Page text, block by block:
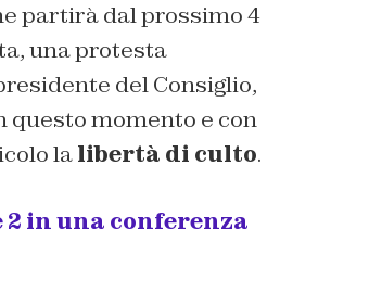
partirà dal prossimo 4
una protesta
del Consiglio,
questo momento e con
lalibertà di culto.
2 in una conferenza